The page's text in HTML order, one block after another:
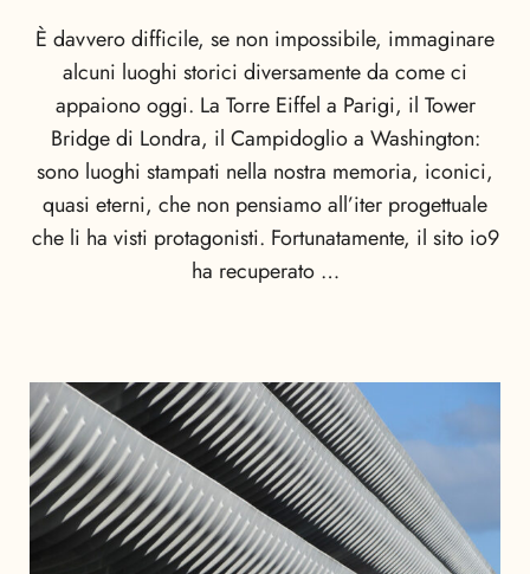
È davvero difficile, se non impossibile, immaginare
alcuni luoghi storici diversamente da come ci
appaiono oggi. La Torre Eiffel a Parigi, il Tower
Bridge di Londra, il Campidoglio a Washington:
sono luoghi stampati nella nostra memoria, iconici,
quasi eterni, che non pensiamo all’iter progettuale
che li ha visti protagonisti. Fortunatamente, il sito io9
ha recuperato …